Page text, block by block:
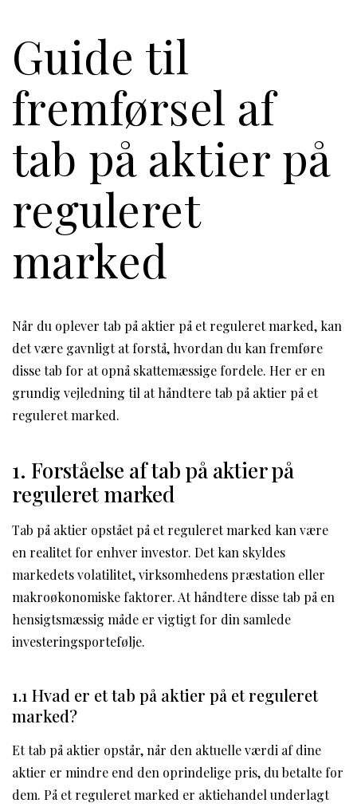
Guide til
fremførsel af
tab på aktier på
reguleret
marked
Når du oplever tab på aktier på et reguleret marked, kan
det være gavnligt at forstå, hvordan du kan fremføre
disse tab for at opnå skattemæssige fordele. Her er en
grundig vejledning til at håndtere tab på aktier på et
reguleret marked.
1. Forståelse af tab på aktier på
reguleret marked
Tab på aktier opstået på et reguleret marked kan være
en realitet for enhver investor. Det kan skyldes
markedets volatilitet, virksomhedens præstation eller
makroøkonomiske faktorer. At håndtere disse tab på en
hensigtsmæssig måde er vigtigt for din samlede
investeringsportefølje.
1.1 Hvad er et tab på aktier på et reguleret
marked?
Et tab på aktier opstår, når den aktuelle værdi af dine
aktier er mindre end den oprindelige pris, du betalte for
dem. På et reguleret marked er aktiehandel underlagt